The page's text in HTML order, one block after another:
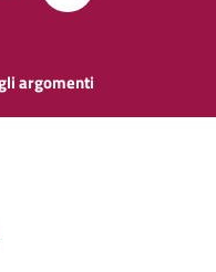
argomenti